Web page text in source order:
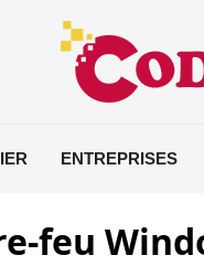
ENTREPRISES
feu